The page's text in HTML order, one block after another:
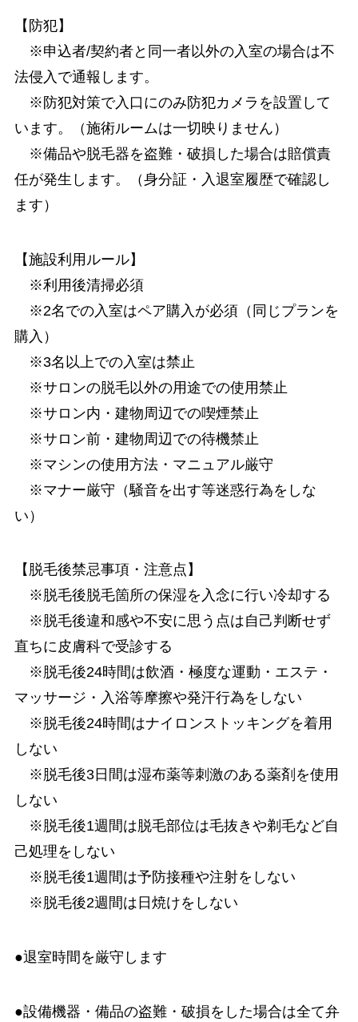
【防犯】
※申込者/契約者と同一者以外の入室の場合は不
法侵入で通報します。
※防犯対策で入口にのみ防犯カメラを設置して
います。（施術ルームは一切映りません）
※備品や脱毛器を盗難・破損した場合は賠償責
任が発生します。（身分証・入退室履歴で確認し
ます）
【施設利用ルール】
※利用後清掃必須
※2名での入室はペア購入が必須（同じプランを
購入）
※3名以上での入室は禁止
※サロンの脱毛以外の用途での使用禁止
※サロン内・建物周辺での喫煙禁止
※サロン前・建物周辺での待機禁止
※マシンの使用方法・マニュアル厳守
※マナー厳守（騒音を出す等迷惑行為をしな
い）
【脱毛後禁忌事項・注意点】
※脱毛後脱毛箇所の保湿を入念に行い冷却する
※脱毛後違和感や不安に思う点は自己判断せず
直ちに皮膚科で受診する
※脱毛後24時間は飲酒・極度な運動・エステ・
マッサージ・入浴等摩擦や発汗行為をしない
※脱毛後24時間はナイロンストッキングを着用
しない
※脱毛後3日間は湿布薬等刺激のある薬剤を使用
しない
※脱毛後1週間は脱毛部位は毛抜きや剃毛など自
己処理をしない
※脱毛後1週間は予防接種や注射をしない
※脱毛後2週間は日焼けをしない
●退室時間を厳守します
●設備機器・備品の盗難・破損をした場合は全て弁